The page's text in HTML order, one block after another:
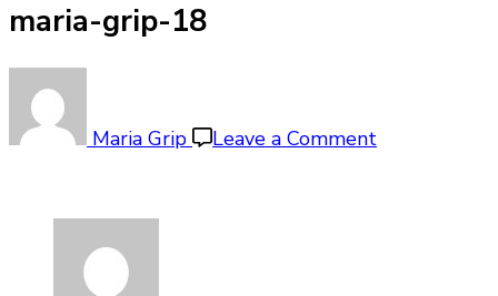
maria-grip-18
Maria Grip Leave a Comment